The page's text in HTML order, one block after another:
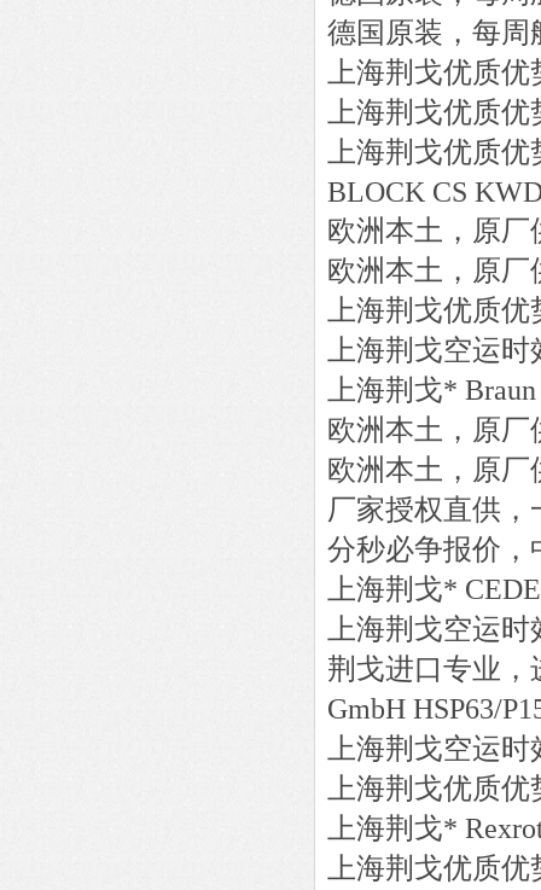
德国原装，每周
上海荆戈优质
上海荆戈优质
上海荆戈优质
BLOCK CS
欧洲本土，原厂
欧洲本土，原厂
上海荆戈优质
上海荆戈空运时
上海荆戈* Braun
欧洲本土，原厂
欧洲本土，原厂
厂家授权直供
分秒必争报价，
上海荆戈*
上海荆戈空运时
荆戈进口专业，
GmbH HSP63/
上海荆戈空运时
上海荆戈优质
上海荆戈*
上海荆戈优质